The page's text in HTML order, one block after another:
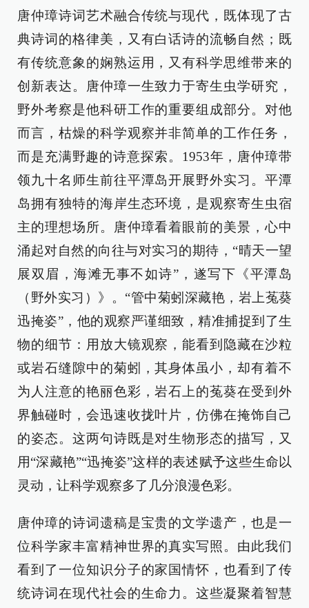
唐仲璋诗词艺术融合传统与现代，既体现了古
典诗词的格律美，又有白话诗的流畅自然；既
有传统意象的娴熟运用，又有科学思维带来的
创新表达。唐仲璋一生致力于寄生虫学研究，
野外考察是他科研工作的重要组成部分。对他
而言，枯燥的科学观察并非简单的工作任务，
而是充满野趣的诗意探索。1953年，唐仲璋带
领九十名师生前往平潭岛开展野外实习。平潭
岛拥有独特的海岸生态环境，是观察寄生虫宿
主的理想场所。唐仲璋看着眼前的美景，心中
涌起对自然的向往与对实习的期待，“晴天一望
展双眉，海滩无事不如诗”，遂写下《平潭岛
（野外实习）》。“管中菊蚓深藏艳，岩上菟葵
迅掩姿”，他的观察严谨细致，精准捕捉到了生
物的细节：用放大镜观察，能看到隐藏在沙粒
或岩石缝隙中的菊蚓，其身体虽小，却有着不
为人注意的艳丽色彩，岩石上的菟葵在受到外
界触碰时，会迅速收拢叶片，仿佛在掩饰自己
的姿态。这两句诗既是对生物形态的描写，又
用“深藏艳”“迅掩姿”这样的表述赋予这些生命以
灵动，让科学观察多了几分浪漫色彩。
唐仲璋的诗词遗稿是宝贵的文学遗产，也是一
位科学家丰富精神世界的真实写照。由此我们
看到了一位知识分子的家国情怀，也看到了传
统诗词在现代社会的生命力。这些凝聚着智慧